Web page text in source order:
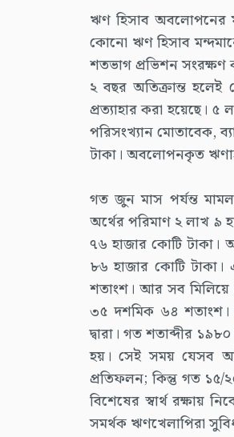
ঋণ হিসাব অবলোপনের
কোনো ঋণ হিসাব
শতভাগ প্রভিশন
২ বছর অতিক্রান্ত
প্রত্যাহার করা হয়েছে। ৫
পরিসংখ্যান মোতাবেক,
টাকা। অবলোপনকৃত
গত জুন মাস পর্যন্ত
অর্থের পরিমাণ ২ লাখ
৭৬ হাজার কোটি টাকা।
৮৬ হাজার কোটি
শতাংশ। আর সব মিলিয়ে
৩৫ দশমিক ৬৪ শতাংশ।
দ্বারা। গত শতাব্দীর
হয়। সেই সময় যেসব
প্রতিফলন; কিন্তু গত ১৫/
বিশেষের স্বার্থ রক্ষায়
সমর্থক ঋণখেলাপিরা